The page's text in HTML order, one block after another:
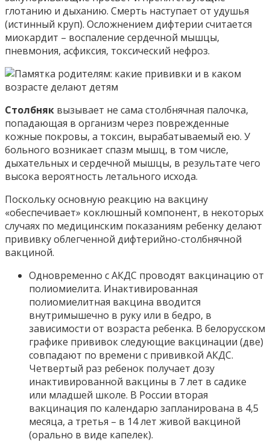
глотанию и дыханию. Смерть наступает от удушья
(истинный круп). Осложнением дифтерии считается
миокардит – воспаление сердечной мышцы,
пневмония, асфиксия, токсический нефроз.
Столбняк вызывает не сама столбнячная палочка,
попадающая в организм через поврежденные
кожные покровы, а токсин, вырабатываемый ею. У
больного возникает спазм мышц, в том числе,
дыхательных и сердечной мышцы, в результате чего
высока вероятность летального исхода.
Поскольку основную реакцию на вакцину
«обеспечивает» коклюшный компонент, в некоторых
случаях по медицинским показаниям ребенку делают
прививку облегченной дифтерийно-столбнячной
вакциной.
Одновременно с АКДС проводят вакцинацию от
полиомиелита. Инактивированная
полиомиелитная вакцина вводится
внутримышечно в руку или в бедро, в
зависимости от возраста ребенка. В белорусском
графике прививок следующие вакцинации (две)
совпадают по времени с прививкой АКДС.
Четвертый раз ребенок получает дозу
инактивированной вакцины в 7 лет в садике
или младшей школе. В России вторая
вакцинация по календарю запланирована в 4,5
месяца, а третья – в 14 лет живой вакциной
(орально в виде капелек).